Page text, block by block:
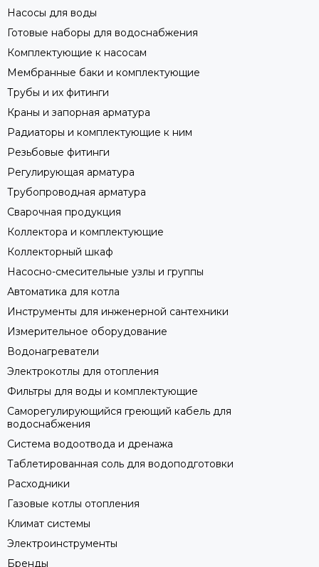
Насосы для воды
Готовые наборы для водоснабжения
Комплектующие к насосам
Мембранные баки и комплектующие
Трубы и их фитинги
Краны и запорная арматура
Радиаторы и комплектующие к ним
Резьбовые фитинги
Регулирующая арматура
Трубопроводная арматура
Сварочная продукция
Коллектора и комплектующие
Коллекторный шкаф
Насосно-смесительные узлы и группы
Автоматика для котла
Инструменты для инженерной сантехники
Измерительное оборудование
Водонагреватели
Электрокотлы для отопления
Фильтры для воды и комплектующие
Саморегулирующийся греющий кабель для
водоснабжения
Система водоотвода и дренажа
Таблетированная соль для водоподготовки
Расходники
Газовые котлы отопления
Климат системы
Электроинструменты
Бренды